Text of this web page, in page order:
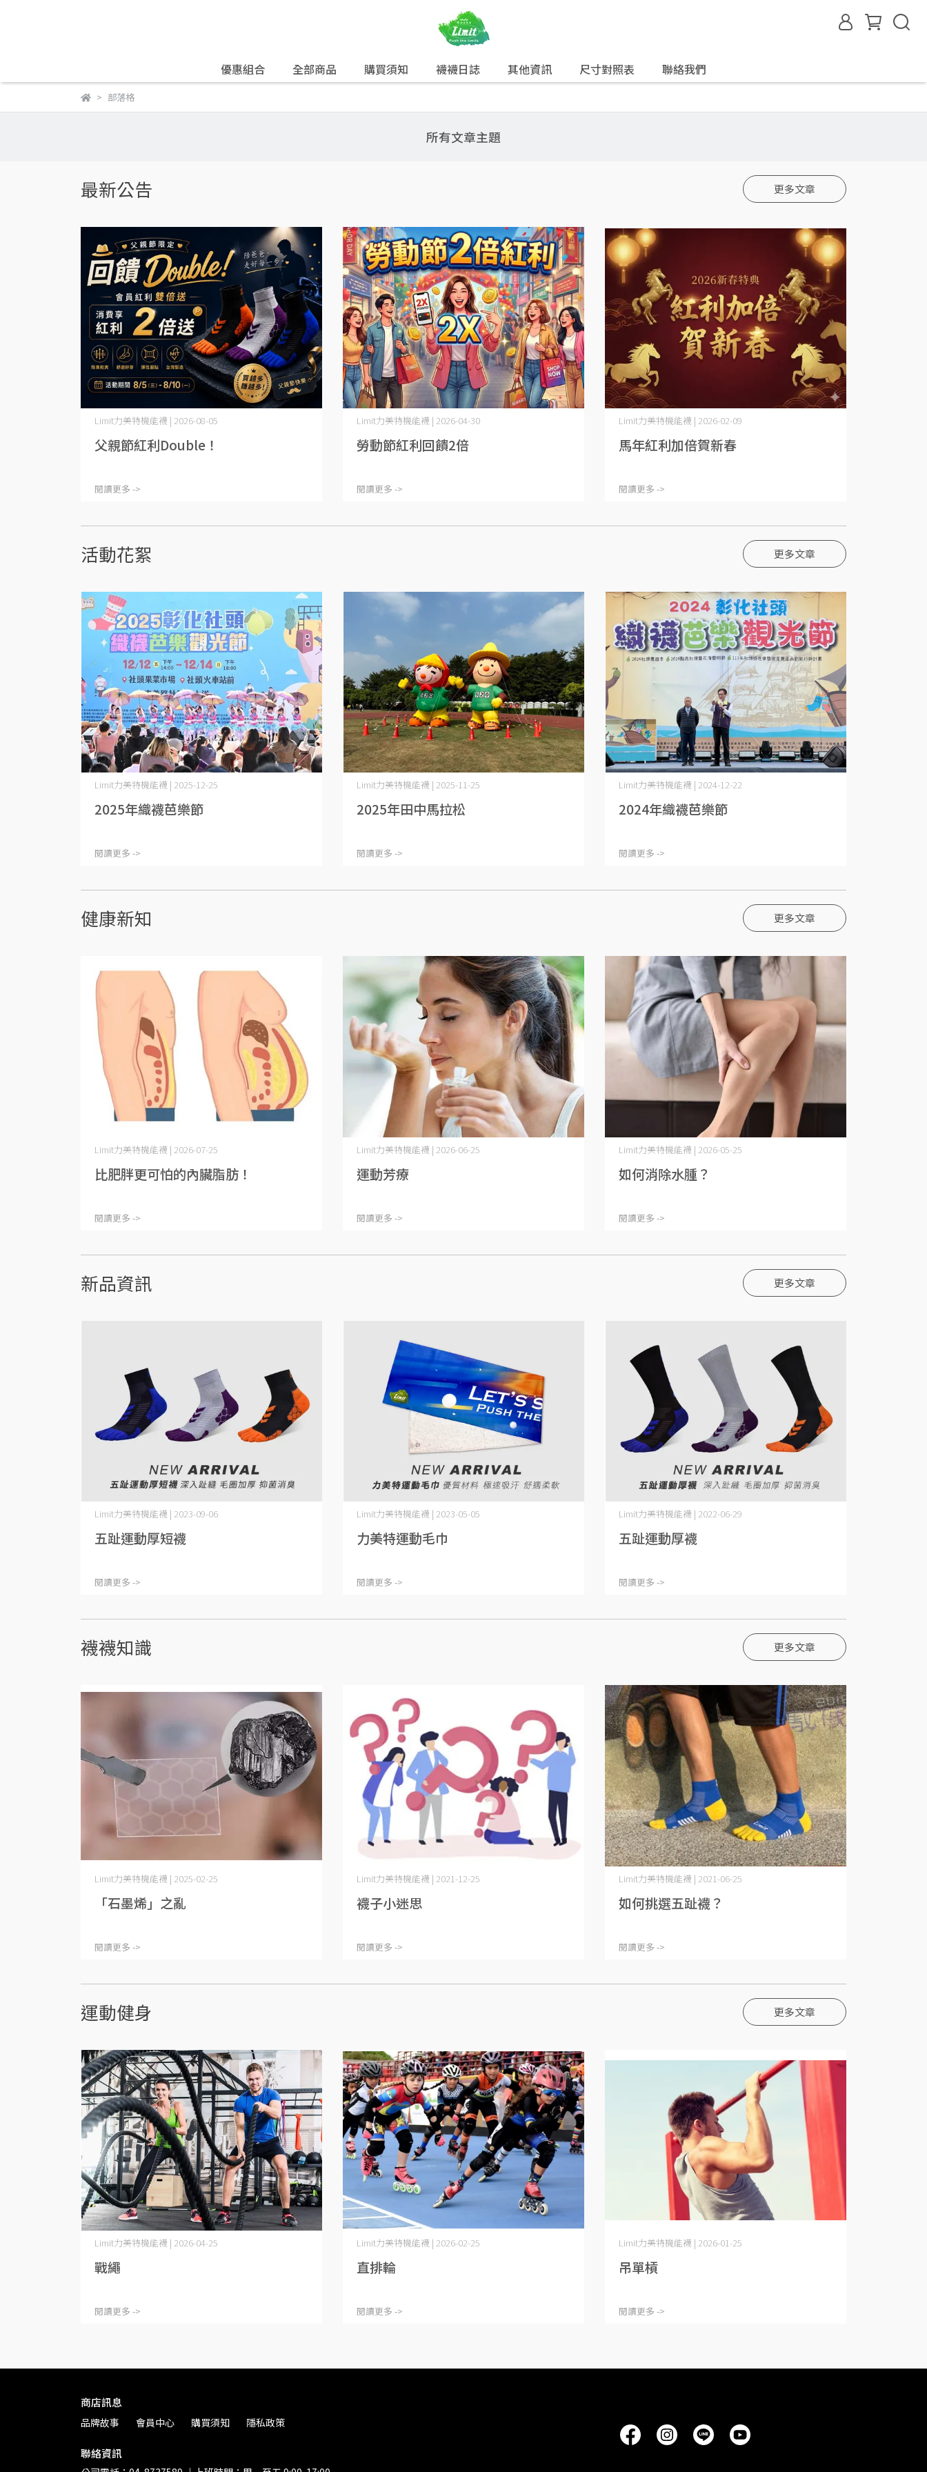
優惠組合 全部商品 購買須知 襪襪日誌 其他資訊 尺寸對照表 聯絡我們
部落格
所有文章主題
最新公告 更多文章
Limit力美特機能襪 | 2026-08-05
父親節紅利Double！
閱讀更多 ->
Limit力美特機能襪 | 2026-04-30
勞動節紅利回饋2倍
閱讀更多 ->
Limit力美特機能襪 | 2026-02-09
馬年紅利加倍賀新春
閱讀更多 ->
活動花絮 更多文章
Limit力美特機能襪 | 2025-12-25
2025年織襪芭樂節
閱讀更多 ->
Limit力美特機能襪 | 2025-11-25
2025年田中馬拉松
閱讀更多 ->
Limit力美特機能襪 | 2024-12-22
2024年織襪芭樂節
閱讀更多 ->
健康新知 更多文章
Limit力美特機能襪 | 2026-07-25
比肥胖更可怕的內臟脂肪！
閱讀更多 ->
Limit力美特機能襪 | 2026-06-25
運動芳療
閱讀更多 ->
Limit力美特機能襪 | 2026-05-25
如何消除水腫？
閱讀更多 ->
新品資訊 更多文章
Limit力美特機能襪 | 2023-09-06
五趾運動厚短襪
閱讀更多 ->
Limit力美特機能襪 | 2023-05-05
力美特運動毛巾
閱讀更多 ->
Limit力美特機能襪 | 2022-06-29
五趾運動厚襪
閱讀更多 ->
襪襪知識 更多文章
Limit力美特機能襪 | 2025-02-25
「石墨烯」之亂
閱讀更多 ->
Limit力美特機能襪 | 2021-12-25
襪子小迷思
閱讀更多 ->
Limit力美特機能襪 | 2021-06-25
如何挑選五趾襪？
閱讀更多 ->
運動健身 更多文章
Limit力美特機能襪 | 2026-04-25
戰繩
閱讀更多 ->
Limit力美特機能襪 | 2026-02-25
直排輪
閱讀更多 ->
Limit力美特機能襪 | 2026-01-25
吊單槓
閱讀更多 ->
商店訊息
品牌故事 會員中心 購買須知 隱私政策
聯絡資訊